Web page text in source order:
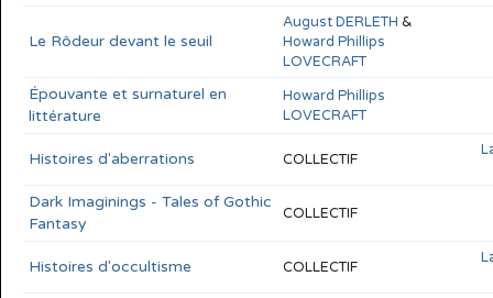
Le Rôdeur devant le seuil
August DERLETH &
Howard Phillips
LOVECRAFT
Épouvante et surnaturel en
littérature
Howard Phillips
LOVECRAFT
Histoires d'aberrations COLLECTIF
Dark Imaginings - Tales of Gothic
Fantasy
COLLECTIF
Histoires d'occultisme COLLECTIF